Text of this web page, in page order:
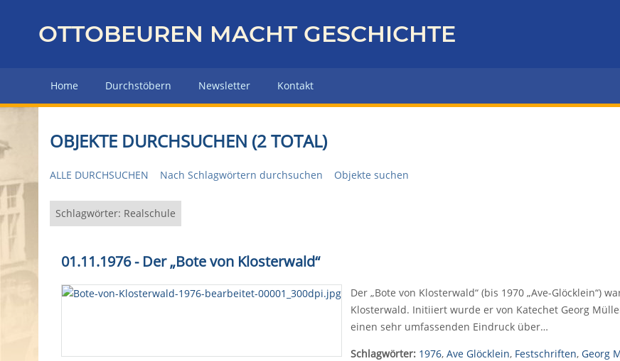
z
r
H
u
p
e
OTTOBEUREN MACHT GESCHICHTE
Home Durchstöbern Newsletter Kontakt
OBJEKTE DURCHSUCHEN (2 TOTAL)
ALLE DURCHSUCHEN Nach Schlagwörtern durchsuchen Objekte suchen
Schlagwörter: Realschule
01.11.1976 - Der „Bote von Klosterwald“
Der „Bote von Klosterwald“ (bis 1970 „Ave-Glöcklein“)
Klosterwald. Initiiert wurde er von Katechet Georg
einen sehr umfassenden Eindruck über…
Schlagwörter: 1976, Ave Glöcklein, Festschriften, Georg